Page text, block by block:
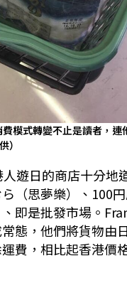
模式轉變不止是讀者，連
）
遊日的商店十分地
（思夢樂）、100円
即是批發市場。
態，他們將貨物由
費，相比起香港價